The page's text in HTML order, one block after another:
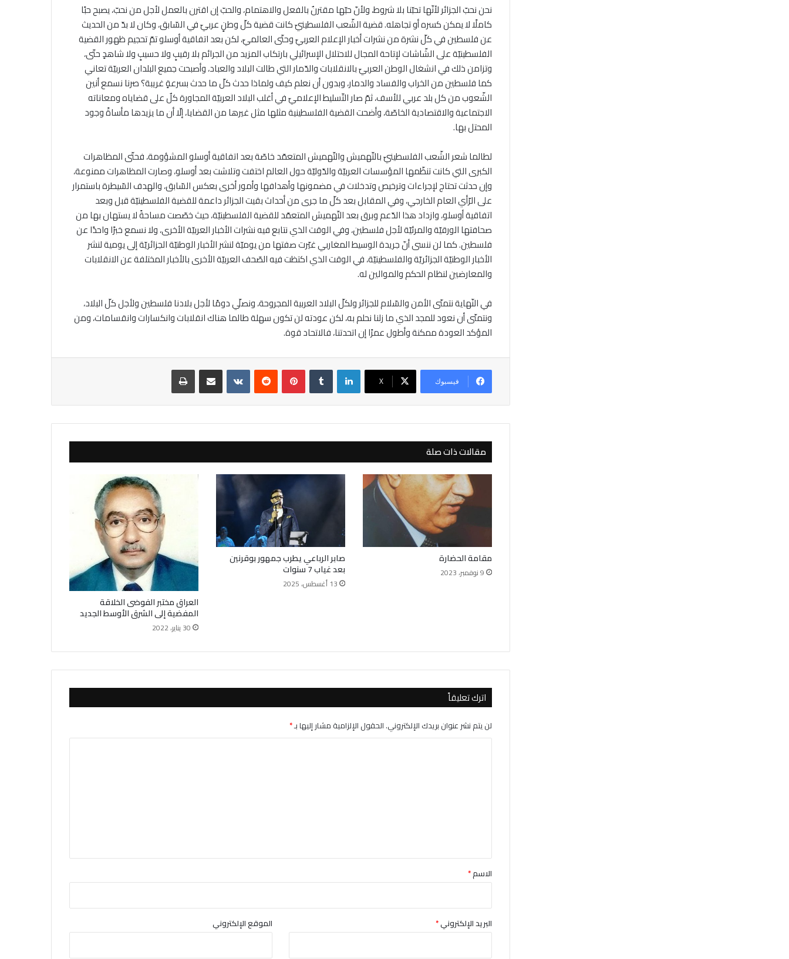
نحن نحبّ الجزائر لأنّها تحبّنا بلا شروط، ولأنّ حبّها مقترنٌ بالفعل والاهتمام، والحبّ إن اقترن بالعمل لأجل من نحبّ، يصبح حبًا
كاملًا لا يمكن كسره أو تجاهله. قضية الشّعب الفلسطينيّ كانت قضية كلّ وطنٍ عربيّ في السّابق، وكان لا بدّ من الحديث
عن فلسطين في كلّ نشرة من نشرات أخبار الإعلام العربيّ وحتّى العالميّ، لكن بعد اتفاقية أوسلو تمّ تحجيم ظهور القضية
الفلسطينيّة على الشّاشات لإتاحة المجال للاحتلال الإسرائيلي بارتكاب المزيد من الجرائم بلا رقيبٍ ولا حسيبٍ ولا شاهدٍ حتّى،
وتزامن ذلك في انشغال الوطن العربيّ بالانقلابات والدّمار التي طالت البلاد والعباد، وأصبحت جميع البلدان العربيّة تعاني
كما فلسطين من الخراب والفساد والدمار، وبدون أن نعلم كيف ولماذا حدث كلّ ما حدث بسرعةٍ غريبة؟ صرنا نسمع أنين
الشّعوب من كل بلد عربي للأسف، ثمّ صار التّسليط الإعلاميّ في أغلب البلاد العربيّة المجاورة كلٌ على قضاياه ومعاناته
الاجتماعية والاقتصادية الخاصّة، وأضحت القضية الفلسطينية مثلها مثل غيرها من القضايا، إلّا أن ما يزيدها مأساةً وجود
المحتل بها.
لطالما شعر الشّعب الفلسطينيّ بالتّهميش والتّهميش المتعمّد خاصّة بعد اتفاقية أوسلو المشؤومة، فحتّى المظاهرات
الكبرى التي كانت تنظّمها المؤسسات العربيّة والدّوليّة حول العالم اختفت وتلاشت بعد أوسلو، وصارت المظاهرات ممنوعة،
وإن حدثت تحتاج لإجراءات وترخيص وتدخلات في مضمونها وأهدافها وأمور أخرى بعكس السّابق، والهدف السّيطرة باستمرار
على الرّأي العام الخارجي، وفي المقابل بعد كلّ ما جرى من أحداث بقيت الجزائر داعمة للقضية الفلسطينيّة قبل وبعد
اتفاقية أوسلو، وازداد هذا الدّعم وبرق بعد التّهميش المتعمّد للقضية الفلسطينيّة، حيث خصّصت مساحةً لا يستهان بها من
صحافتها الورقيّة والمرئيّة لأجل فلسطين، وفي الوقت الذي نتابع فيه نشرات الأخبار العربيّة الأخرى، ولا نسمع خبرًا واحدًا عن
فلسطين. كما لن ننسى أنّ جريدة الوسيط المغاربي غيّرت صفتها من يوميّة لنشر الأخبار الوطنيّة الجزائريّة إلى يومية لنشر
الأخبار الوطنيّة الجزائريّة والفلسطينيّة، في الوقت الذي اكتظت فيه الصّحف العربيّة الأخرى بالأخبار المختلفة عن الانقلابات
والمعارضين لنظام الحكم والموالين له.
في النّهاية نتمنّى الأمن والسّلام للجزائر ولكلّ البلاد العربية المجروحة، ونصلّي دومًا لأجل بلادنا فلسطين ولأجل كلّ البلاد،
ونتمنّى أن نعود للمجد الذي ما زلنا نحلم به، لكن عودته لن تكون سهلة طالما هناك انقلابات وانكسارات وانقسامات، ومن
المؤكد العودة ممكنة وأطول عمرًا إن اتحدتنا، فالاتحاد قوة.
فيسبوك ‫X
لينكدإن بينتيريست مشاركة عبر البريد طباعة
مقالات ذات صلة
مقامة الحضارة
9 نوفمبر، 2023
صابر الرباعي يطرب جمهور بوقرنين
بعد غياب 7 سنوات
13 أغسطس، 2025
العراق مختبر الفوضى الخلاقة
المفضية إلى الشرق الأوسط الجديد
30 يناير، 2022
اترك تعليقاً
لن يتم نشر عنوان بريدك الإلكتروني.الحقول الإلزامية مشار إليها بـ*
*الاسم*
البريد الإلكتروني* الموقع الإلكتروني